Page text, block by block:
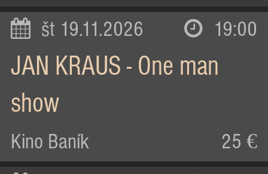
št 19.11.2026 19:00
JAN KRAUS - One man
show
Kino Baník 25 €